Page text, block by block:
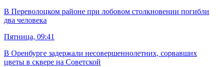
В Переволоцком районе при лобовом столкновении погибли
два человека
Пятница, 09:41
В Оренбурге задержали несовершеннолетних, сорвавших
цветы в сквере на Советской